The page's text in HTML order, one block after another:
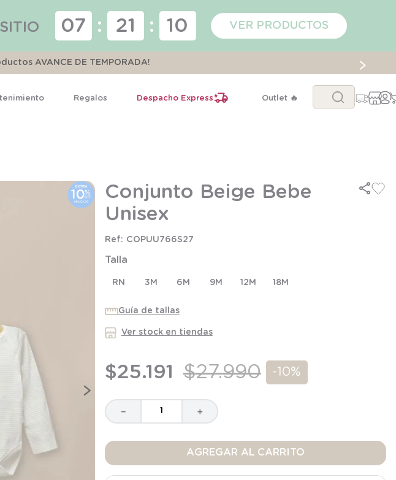
07 : 21 : 09 VER PRODUCTOS
AVANCE DE TEMPORADA!
Regalos Despacho Express Outlet 🔥
Buscar...
Conjunto Beige Bebe
Unisex
COPUU766S27
Talla
RN 3M 6M 9M 12M 18M
Guía de tallas
Ver stock en tiendas
$25.191 $27.990 -10%
＋
－
AGREGAR AL CARRITO